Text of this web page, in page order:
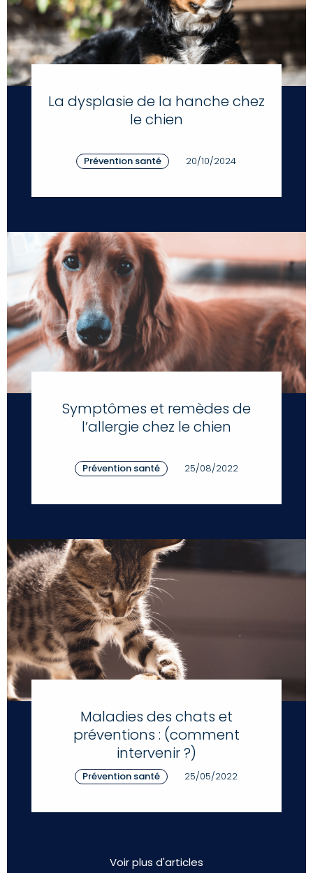
La dysplasie de la hanche chez
le chien
Prévention santé 20/10/2024
Symptômes et remèdes de
l’allergie chez le chien
Prévention santé 25/08/2022
Maladies des chats et
préventions : (comment
intervenir ?)
Prévention santé 25/05/2022
Voir plus d'articles